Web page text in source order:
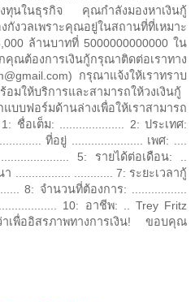
งทุนในธุรกิจ คุณกำลังมองหาเงินกู้
กังวลเพราะคุณอยู่ในสถานที่ที่เหมาะ
ล้านบาทที่ 5000000000000 ใน
คุณต้องการเงินกู้กรุณาติดต่อเราทาง
กรุณาแจ้งให้เราทราบ
อมให้บริการและสามารถให้วงเงินกู้
บฟอร์มด้านล่างเพื่อให้เราสามารถ
ชื่อเต็ม: .................... 2: ประเทศ:
ที่อยู่ ...................... เพศ: ....
5: รายได้ต่อเดือน: ..
า ................. ............ 7: ระยะเวลากู้
8: จำนวนที่ต้องการ: .................
10: อาชีพ: .. Trey Fritz
เพื่ออิสรภาพทางการเงิน! ขอบคุณ